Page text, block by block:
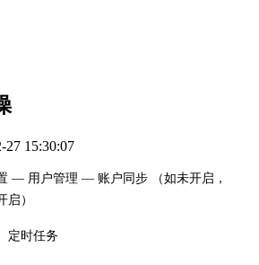
27 15:30:07
— 用户管理 — 账户同步 （如未开启，
启）
定时任务